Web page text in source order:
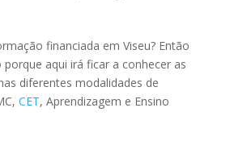
financiada em Viseu? Então
aqui irá ficar a conhecer as
diferentes modalidades de
CET, Aprendizagem e Ensino